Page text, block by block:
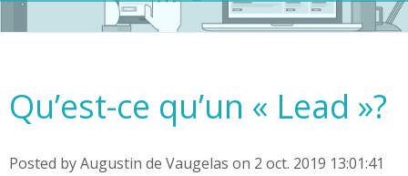
Qu’est-ce qu’un « Lead »?
Posted byAugustin de Vaugelas on 2 oct. 2019 13:01:41